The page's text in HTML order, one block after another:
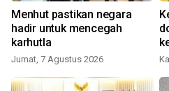
Menhut pastikan negara
hadir untuk mencegah
karhutla
Jumat, 7 Agustus 2026